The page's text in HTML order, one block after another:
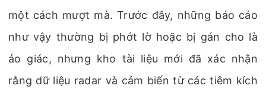
một cách mượt mà. Trước đây, những báo cáo
như vậy thường bị phớt lờ hoặc bị gán cho là
ảo giác, nhưng kho tài liệu mới đã xác nhận
rằng dữ liệu radar và cảm biến từ các tiêm kích